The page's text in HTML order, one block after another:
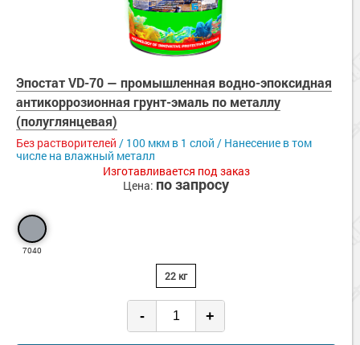
Эпостат VD-70 — промышленная водно-эпоксидная
антикоррозионная грунт-эмаль по металлу
(полуглянцевая)
Без растворителей / 100 мкм в 1 слой / Нанесение в том
числе на влажный металл
Изготавливается под заказ
Цена: по запросу
7040
22 кг
- +